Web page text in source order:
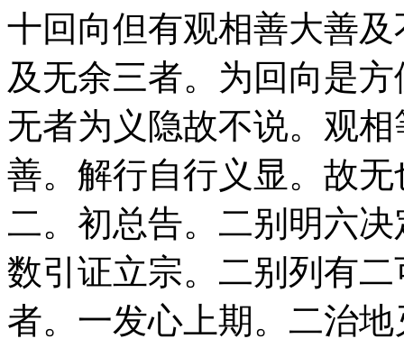
十回向但有观相善大善
及无余三者。为回向是
无者为义隐故不说。观
善。解行自行义显。故
二。初总告。二别明六
数引证立宗。二别列有
者。一发心上期。二治